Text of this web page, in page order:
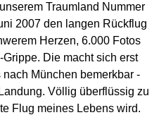
Traumland Nummer
2007 den langen Rückflug
Herzen, 6.000 Fotos
Grippe. Die macht sich erst
München bemerkbar -
Völlig überflüssig zu
Flug meines Lebens wird.